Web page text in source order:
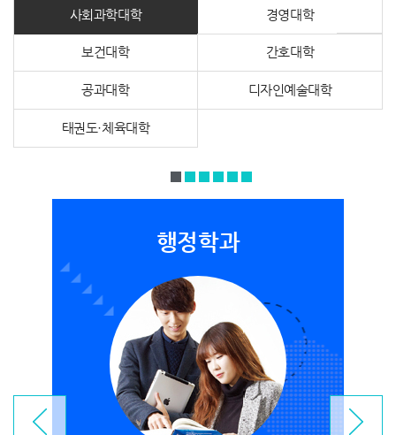
사회과학대학
행정학과
경영대학
보건대학 간호대학
공과대학 디자인예술대학
태권도·체육대학